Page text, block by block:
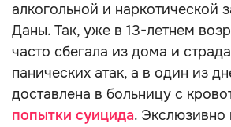
алкогольной и наркотической
Даны. Так, уже в 13-летнем
часто сбегала из дома и
панических атак, а в один из
доставлена в больницу с
попытки суицида. Экслюзивно